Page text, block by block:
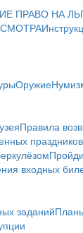
ПРАВО НА
Оружие
Правила
входных
заданий